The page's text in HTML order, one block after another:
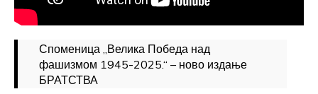
Споменица „Велика Победа над
фашизмом 1945-2025.“ – ново издање
БРАТСТВА